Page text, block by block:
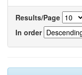
Results/Page
In order